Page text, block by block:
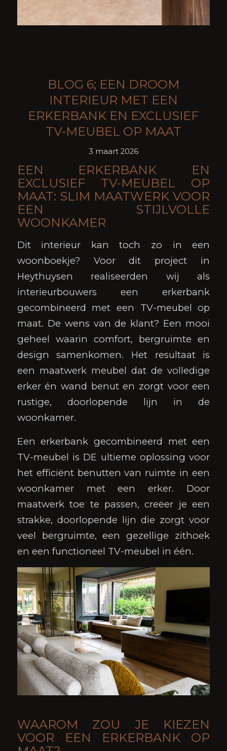
BLOG 6; EEN DROOM
INTERIEUR MET EEN
ERKERBANK EN EXCLUSIEF
TV-MEUBEL OP MAAT
3 maart 2026
EEN ERKERBANK EN
EXCLUSIEF TV-MEUBEL OP
MAAT: SLIM MAATWERK VOOR
EEN STIJLVOLLE
WOONKAMER
Dit interieur kan toch zo in een
woonboekje? Voor dit project in
Heythuysen realiseerden wij als
interieurbouwers een erkerbank
gecombineerd met een TV-meubel op
maat. De wens van de klant? Een mooi
geheel waarin comfort, bergruimte en
design samenkomen. Het resultaat is
een maatwerk meubel dat de volledige
erker én wand benut en zorgt voor een
rustige, doorlopende lijn in de
woonkamer.
Een erkerbank gecombineerd met een
TV-meubel is DE ultieme oplossing voor
het efficiënt benutten van ruimte in een
woonkamer met een erker. Door
maatwerk toe te passen, creëer je een
strakke, doorlopende lijn die zorgt voor
veel bergruimte, een gezellige zithoek
en een functioneel TV-meubel in één.
WAAROM ZOU JE KIEZEN
VOOR EEN ERKERBANK OP